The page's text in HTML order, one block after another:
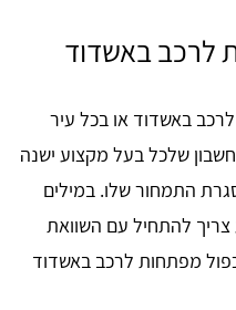
לרכב באשדוד
באשדוד או בכל עיר
שלכל בעל מקצוע ישנה
התמחור שלו. במילים
להתחיל עם השוואת
מפתחות לרכב באשדוד